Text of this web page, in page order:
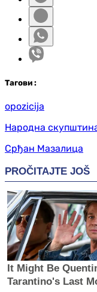
Тагови :
opozicija
Народна
Срђан Мазалица